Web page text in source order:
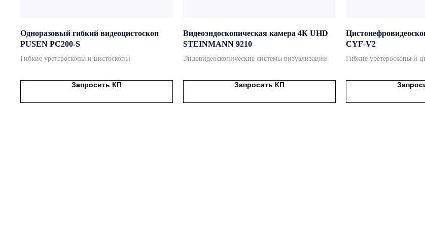
Одноразовый гибкий видеоцистоскоп
PUSEN PC200-S
Гибкие уретероскопы и цистоскопы
Запросить КП
Видеоэндоскопическая камера 4К UHD
STEINMANN 9210
Эндовидеоскопические системы визуализации
Запросить КП
CYF-V2
Гибкие уретероскопы и